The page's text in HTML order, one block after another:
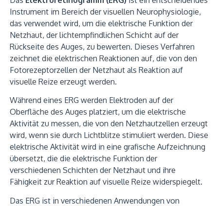
Instrument im Bereich der visuellen Neurophysiologie,
das verwendet wird, um die elektrische Funktion der
Netzhaut, der lichtempfindlichen Schicht auf der
Rückseite des Auges, zu bewerten. Dieses Verfahren
zeichnet die elektrischen Reaktionen auf, die von den
Fotorezeptorzellen der Netzhaut als Reaktion auf
visuelle Reize erzeugt werden.
Während eines ERG werden Elektroden auf der
Oberfläche des Auges platziert, um die elektrische
Aktivität zu messen, die von den Netzhautzellen erzeugt
wird, wenn sie durch Lichtblitze stimuliert werden. Diese
elektrische Aktivität wird in eine grafische Aufzeichnung
übersetzt, die die elektrische Funktion der
verschiedenen Schichten der Netzhaut und ihre
Fähigkeit zur Reaktion auf visuelle Reize widerspiegelt.
Das ERG ist in verschiedenen Anwendungen von